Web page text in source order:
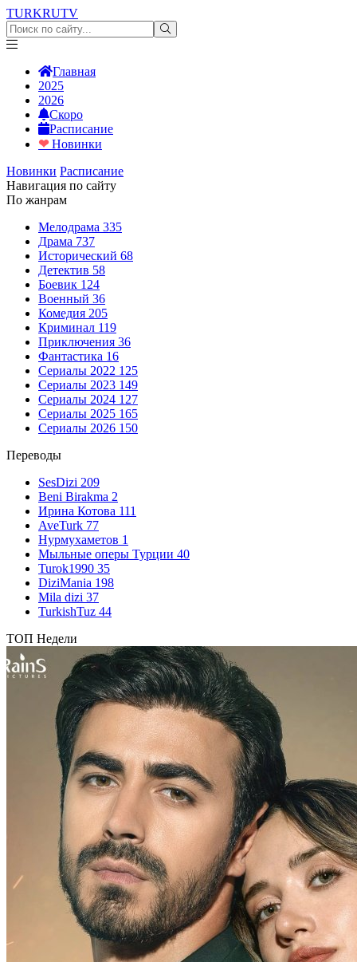
TURKRUTV
Главная
2025
2026
Скоро
Расписание
❤Новинки
Новинки Расписание
Навигация по сайту
По жанрам
Мелодрама 335
Драма 737
Исторический 68
Детектив 58
Боевик 124
Военный 36
Комедия 205
Криминал 119
Приключения 36
Фантастика 16
Сериалы 2022 125
Сериалы 2023 149
Сериалы 2024 127
Сериалы 2025 165
Сериалы 2026 150
Переводы
SesDizi 209
Beni Birakma 2
Ирина Котова 111
AveTurk 77
Нурмухаметов 1
Мыльные оперы Турции 40
Turok1990 35
DiziMania 198
Mila dizi 37
TurkishTuz 44
ТОП Недели